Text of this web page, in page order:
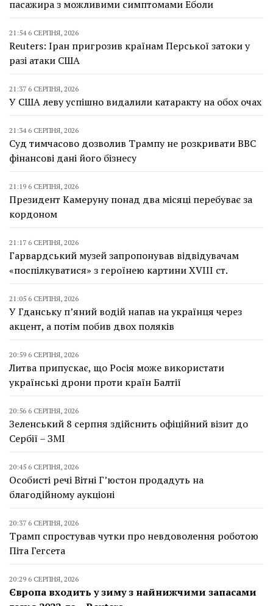
пасажира з можливими симптомами Еболи
21:54 6 СЕРПНЯ, 2026
Reuters: Іран пригрозив країнам Перської затоки у
разі атаки США
21:37 6 СЕРПНЯ, 2026
У США леву успішно видалили катаракту на обох очах
21:34 6 СЕРПНЯ, 2026
Суд тимчасово дозволив Трампу не розкривати BBC
фінансові дані його бізнесу
21:19 6 СЕРПНЯ, 2026
Президент Камеруну понад два місяці перебуває за
кордоном
21:17 6 СЕРПНЯ, 2026
Гарвардський музей запропонував відвідувачам
«поспілкуватися» з героїнею картини XVIII ст.
21:05 6 СЕРПНЯ, 2026
У Гданську п’яний водій напав на українця через
акцент, а потім побив двох поляків
20:59 6 СЕРПНЯ, 2026
Литва припускає, що Росія може використати
українські дрони проти країн Балтії
20:56 6 СЕРПНЯ, 2026
Зеленський 8 серпня здійснить офіційний візит до
Сербії – ЗМІ
20:45 6 СЕРПНЯ, 2026
Особисті речі Вітні Г’юстон продадуть на
благодійному аукціоні
20:37 6 СЕРПНЯ, 2026
Трамп спростував чутки про невдоволення роботою
Піта Гегсета
20:29 6 СЕРПНЯ, 2026
Європа входить у зиму з найнижчими запасами